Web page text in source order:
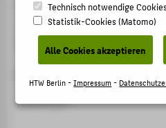
Veranstaltung
Hanseraumkonferenz der
Bremen, 30.05.2014
KARRIERE
INTERNATIONAL
Technisch notwendige
Statistik-Cookies (Matomo)
Alle Cookies akzeptieren
HTW Berlin -Impressum-